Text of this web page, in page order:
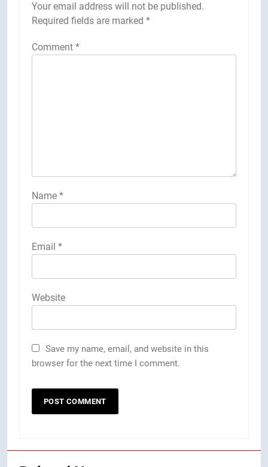
Your email address will not be published.
Required fields are marked *
Comment *
Name *
Email *
Website
Save my name, email, and website in this
browser for the next time I comment.